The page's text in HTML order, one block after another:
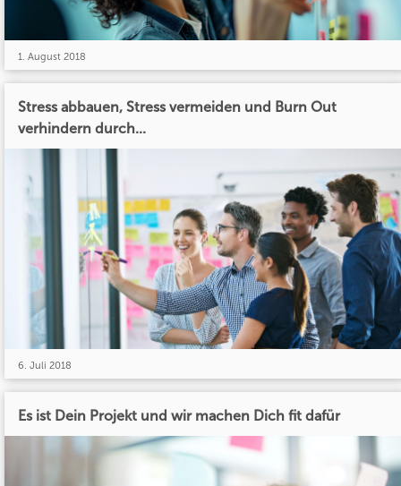
1. August 2018
Stress abbauen, Stress vermeiden und Burn Out
verhindern durch...
6. Juli 2018
Es ist Dein Projekt und wir machen Dich fit dafür